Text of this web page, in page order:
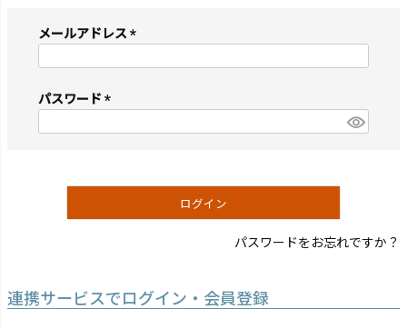
メールアドレス
須)
パスワード
須)
ログイン
パスワードをお忘れですか？
連携サービスでログイン・会員登録